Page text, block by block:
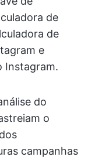
de
de
e
Instagram.
do
o
campanhas